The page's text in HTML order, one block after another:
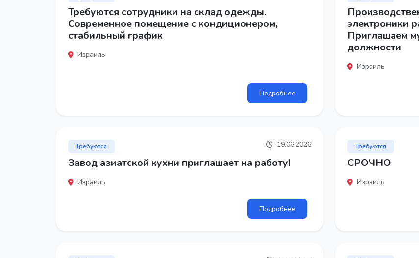
Требуются сотрудники на склад одежды.
Современное помещение с кондиционером,
стабильный график
Израиль
Подробнее
электроники
Приглашаем
должности
Израиль
Требуются 19.06.2026
Завод азиатской кухни приглашает на работу!
Израиль
Подробнее
Требуются
СРОЧНО
Израиль